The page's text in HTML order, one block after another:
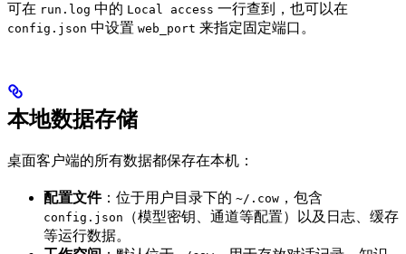
可在 run.log 中的 Local access 一行查到，也可以在
config.json 中设置 web_port 来指定固定端口。
本地数据存储
桌面客户端的所有数据都保存在本机：
配置文件：位于用户目录下的 ~/.cow ，包含
config.json
（模型密钥、通道等配置）以及日志、缓存
等运行数据。